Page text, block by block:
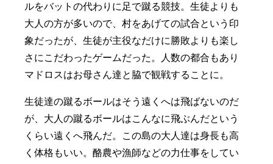
ルをバットの代わりに足で蹴る競技。生徒よりも
大人の方が多いので、村をあげての試合という印
象だったが、生徒が主役なだけに勝敗よりも楽し
さにこだわったゲームだった。人数の都合もあり
マドロスはお母さん達と脇で観戦することに。
生徒達の蹴るボールはそう遠くへは飛ばないのだ
が、大人の蹴るボールはこんなに飛ぶんだという
くらい遠くへ飛んだ。この島の大人達は身長も高
く体格もいい。酪農や漁師などの力仕事をしてい